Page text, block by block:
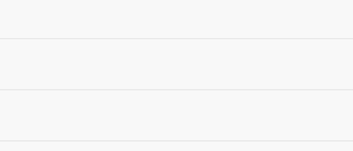
und
Laubner: So
Hotelbetreiber